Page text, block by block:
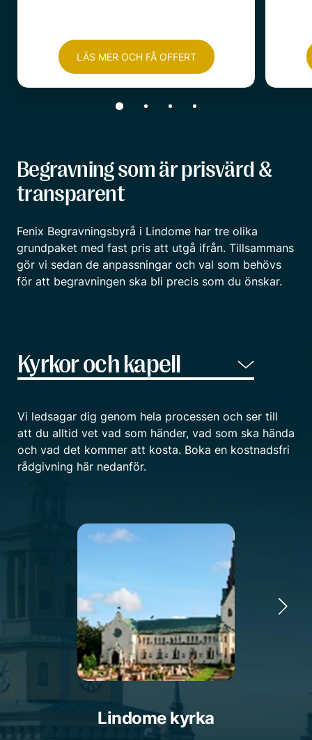
LÄS MER OCH FÅ OFFERT
Begravning som är prisvärd &
transparent
Fenix Begravningsbyrå i Lindome har tre olika
grundpaket med fast pris att utgå ifrån. Tillsammans
gör vi sedan de anpassningar och val som behövs
för att begravningen ska bli precis som du önskar.
Vi ledsagar dig genom hela processen och ser till
att du alltid vet vad som händer, vad som ska hända
och vad det kommer att kosta. Boka en kostnadsfri
rådgivning här nedanför.
Lindome kyrka